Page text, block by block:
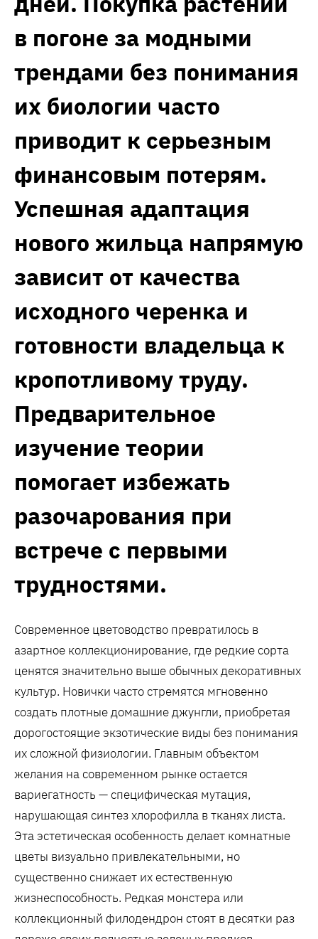
в погоне за модными
трендами без понимания
их биологии часто
приводит к серьезным
финансовым потерям.
Успешная адаптация
нового жильца напрямую
зависит от качества
исходного черенка и
готовности владельца к
кропотливому труду.
Предварительное
изучение теории
помогает избежать
разочарования при
встрече с первыми
трудностями.
Современное цветоводство превратилось в
азартное коллекционирование, где редкие сорта
ценятся значительно выше обычных декоративных
культур. Новички часто стремятся мгновенно
создать плотные домашние джунгли, приобретая
дорогостоящие экзотические виды без понимания
их сложной физиологии. Главным объектом
желания на современном рынке остается
вариегатность — специфическая мутация,
нарушающая синтез хлорофилла в тканях листа.
Эта эстетическая особенность делает комнатные
цветы визуально привлекательными, но
существенно снижает их естественную
жизнеспособность. Редкая монстера или
коллекционный филодендрон стоят в десятки раз